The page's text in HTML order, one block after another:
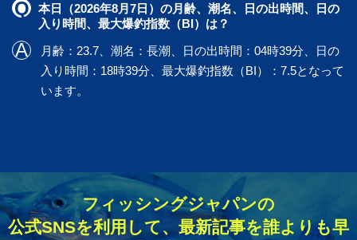
本日（2026年8月7日）の月齢、潮名、日の出時間、日の
入り時間、最大爆釣指数（BI）は？
月齢：23.7、潮名：長潮、日の出時間：04時39分、日の
入り時間：18時39分、最大爆釣指数（BI）：7.5となって
います。
フィッシングジャパンの
公式SNSを利用して、最新記事を誰よりも早